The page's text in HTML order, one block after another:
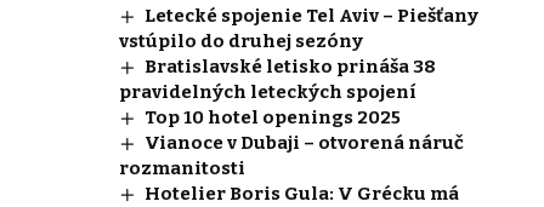
Letecké spojenie Tel Aviv – Piešťany
vstúpilo do druhej sezóny
Bratislavské letisko prináša 38
pravidelných leteckých spojení
Top 10 hotel openings 2025
Vianoce v Dubaji – otvorená náruč
rozmanitosti
Hotelier Boris Gula: V Grécku má